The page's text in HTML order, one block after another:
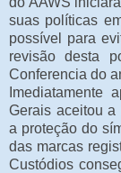
suas políticas
possível para
revisão desta
Conferencia do
Imediatamente
Gerais aceitou a
a proteção do
das marcas
Custódios